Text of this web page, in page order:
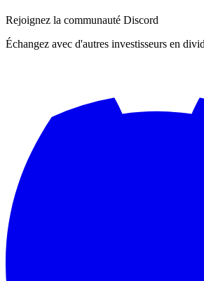
Rejoignez la communauté Discord
Échangez avec d'autres investisseurs en